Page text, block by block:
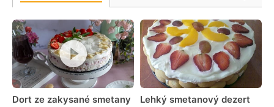
Dort ze zakysané smetany Lehký smetanový dezert